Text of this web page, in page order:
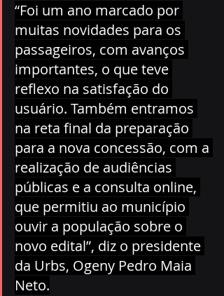
“Foi um ano marcado por
muitas novidades para os
passageiros, com avanços
importantes, o que teve
reflexo na satisfação do
usuário. Também entramos
na reta final da preparação
para a nova concessão, com a
realização de audiências
públicas e a consulta online,
que permitiu ao município
ouvir a população sobre o
novo edital”, diz o presidente
da Urbs, Ogeny Pedro Maia
Neto.